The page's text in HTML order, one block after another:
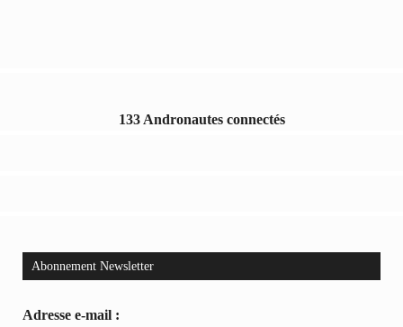
133 Andronautes connectés
Abonnement Newsletter
Adresse e-mail :